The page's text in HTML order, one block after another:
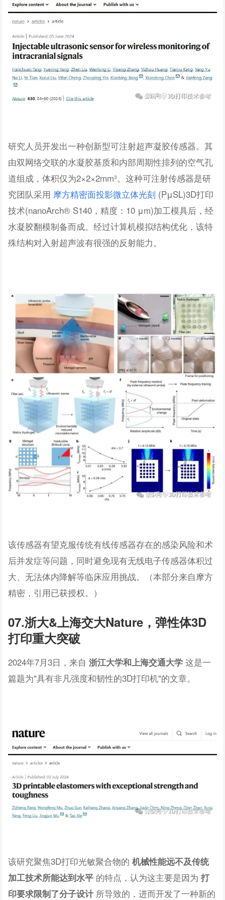
研究人员开发出一种创新型可注射超声凝胶传感器。其
由双网络交联的水凝胶基质和内部周期性排列的空气孔
道组成，体积仅为2×2×2mm³。这种可注射传感器是研
究团队采用 摩方精密面投影微立体光刻 (PμSL)3D打印
技术(nanoArch® S140，精度：10 μm)加工模具后，经
水凝胶翻模制备而成。经过计算机模拟结构优化，该特
殊结构对入射超声波有很强的反射能力。
该传感器有望克服传统有线传感器存在的感染风险和术
后并发症等问题，同时避免现有无线电子传感器体积过
大、无法体内降解等临床应用挑战。（本部分来自摩方
精密，引用已获授权。）
07.浙大&上海交大Nature，弹性体3D
打印重大突破
2024年7月3日，来自 浙江大学和上海交通大学 这是一
篇题为"具有非凡强度和韧性的3D打印机"的文章。
该研究聚焦3D打印光敏聚合物的 机械性能远不及传统
加工技术所能达到水平 的特点，认为这主要是因为 打
印要求限制了分子设计 所导致的，进而开发了一种新的